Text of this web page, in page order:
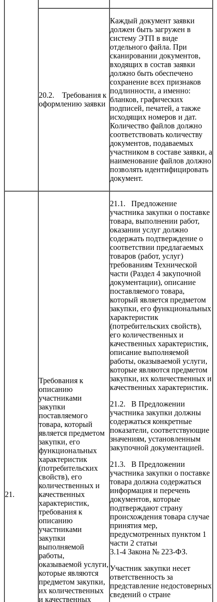
20.2. Требования к
оформлению заявки
Каждый документ заявки
должен быть загружен в
систему ЭТП в виде
отдельного файла. При
сканировании документов,
входящих в состав заявки
должно быть обеспечено
сохранение всех признаков
подлинности, а именно:
бланков, графических
подписей, печатей, а также
исходящих номеров и дат.
Количество файлов должно
соответствовать количеству
документов, подаваемых
участником в составе заявки, а
наименование файлов должно
позволять идентифицировать
документ.
21.
Требования к
описанию
участниками
закупки
поставляемого
товара, который
является предметом
закупки, его
функциональных
характеристик
(потребительских
свойств), его
количественных и
качественных
характеристик,
требования к
описанию
участниками
закупки
выполняемой
работы,
оказываемой услуги,
которые являются
предметом закупки,
их количественных
и качественных
21.1. Предложение
участника закупки о поставке
товара, выполнении работ,
оказании услуг должно
содержать подтверждение о
соответствии предлагаемых
товаров (работ, услуг)
требованиям Технической
части (Раздел 4 закупочной
документации), описание
поставляемого товара,
который является предметом
закупки, его функциональных
характеристик
(потребительских свойств),
его количественных и
качественных характеристик,
описание выполняемой
работы, оказываемой услуги,
которые являются предметом
закупки, их количественных и
качественных характеристик.
21.2. В Предложении
участника закупки должны
содержаться конкретные
показатели, соответствующие
значениям, установленным
закупочной документацией.
21.3. В Предложении
участника закупки о поставке
товара должна содержаться
информация и перечень
документов, которые
подтверждают страну
происхождения товара случае
принятия мер,
предусмотренных пунктом 1
части 2 статьи
3.1-4 Закона № 223-ФЗ.
Участник закупки несет
ответственность за
представление недостоверных
сведений о стране